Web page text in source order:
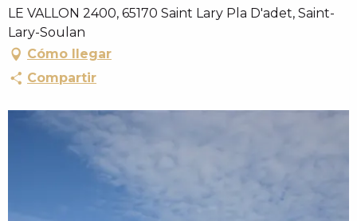
c
o
n
e
n
LE VALLON 2400, 65170 Saint Lary Pla D'adet, Saint-
Lary-Soulan
Cómo llegar
Compartir